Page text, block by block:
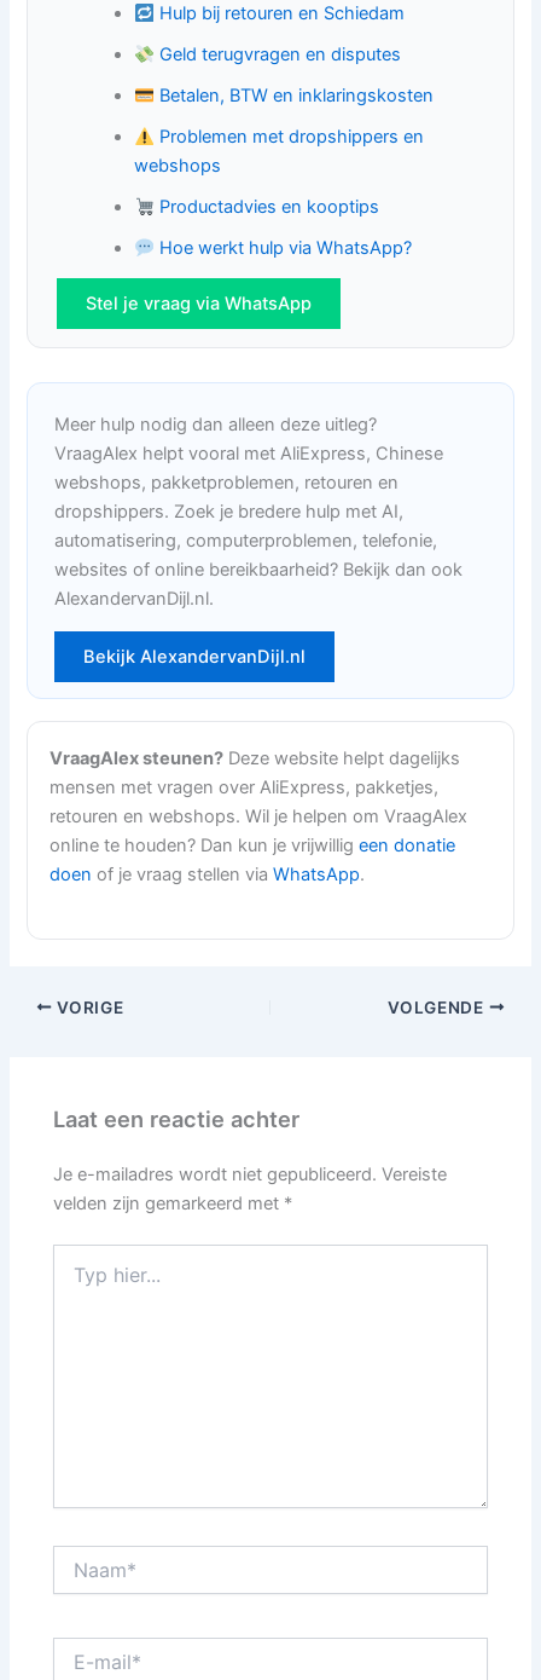
Hulp bij retouren en Schiedam
Geld terugvragen en disputes
Betalen, BTW en inklaringskosten
Problemen met dropshippers en
webshops
Productadvies en kooptips
Hoe werkt hulp via WhatsApp?
Stel je vraag via WhatsApp
Meer hulp nodig dan alleen deze uitleg?
VraagAlex helpt vooral met AliExpress, Chinese
webshops, pakketproblemen, retouren en
dropshippers. Zoek je bredere hulp met AI,
automatisering, computerproblemen, telefonie,
websites of online bereikbaarheid? Bekijk dan ook
AlexandervanDijl.nl.
Bekijk AlexandervanDijl.nl
VraagAlex steunen? Deze website helpt dagelijks
mensen met vragen over AliExpress, pakketjes,
retouren en webshops. Wil je helpen om VraagAlex
online te houden? Dan kun je vrijwilligeen donatie
doen of je vraag stellen viaWhatsApp.
VORIGE VOLGENDE
Laat een reactie achter
Je e-mailadres wordt niet gepubliceerd. Vereiste
velden zijn gemarkeerd met *
hier...
mail*